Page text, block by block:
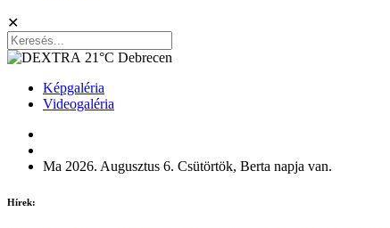
✕
21°C Debrecen
Képgaléria
Videogaléria
Ma 2026. Augusztus 6. Csütörtök, Berta napja van.
Hírek: